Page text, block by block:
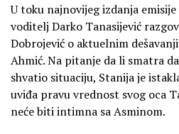
U toku najnovijeg izdanja emisije
voditelj Darko Tanasijević
Dobrojević o aktuelnim
Ahmić. Na pitanje da li smatra
shvatio situaciju, Stanija je
uviđa pravu vrednost svog oca
neće biti intimna sa Asminom.